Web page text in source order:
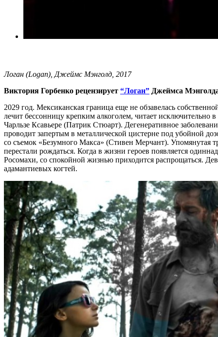
Логан (Logan), Джеймс Мэнголд, 2017
Виктория Горбенко рецензирует “Логан” Джеймса
2029 год. Мексиканская граница еще не обзавелась
лечит бессонницу крепким алкоголем, читает исключительно
Чарльзе Ксавьере (Патрик Стюарт). Дегенеративное
проводит запертым в металлической цистерне под убойной
со съемок «Безумного Макса» (Стивен Мерчант). Упомянутая
перестали рождаться. Когда в жизни героев появляется
Росомахи, со спокойной жизнью приходится распрощаться.
адамантиевых когтей.